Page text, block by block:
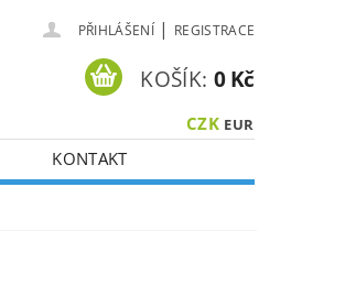
PŘIHLÁŠENÍ | REGISTRACE
CZK EUR
KOŠÍK: 0 Kč
KONTAKT